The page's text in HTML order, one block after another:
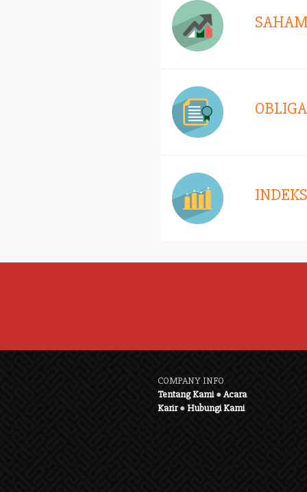
INDEKS
COMPANY INFO
Tentang Kami●Acara
Karir●Hubungi Kami